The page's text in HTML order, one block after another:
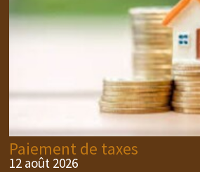
Paiement de taxes
12 août 2026